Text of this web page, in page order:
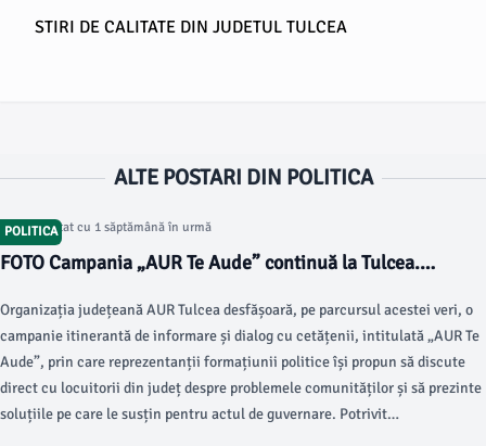
STIRI DE CALITATE DIN JUDETUL TULCEA
ALTE POSTARI DIN POLITICA
POLITICA
Articol postat cu 1 săptămână în urmă
FOTO Campania „AUR Te Aude” continuă la Tulcea.
localități din județ pentru a afla opiniile și greutățile
oamenilor
Organizația județeană AUR Tulcea desfășoară, pe parcursul acestei veri, o
campanie itinerantă de informare și dialog cu cetățenii, intitulată „AUR Te
Aude”, prin care reprezentanții formațiunii politice își propun să discute
direct cu locuitorii din județ despre problemele comunităților și să prezinte
soluțiile pe care le susțin pentru actul de guvernare. Potrivit